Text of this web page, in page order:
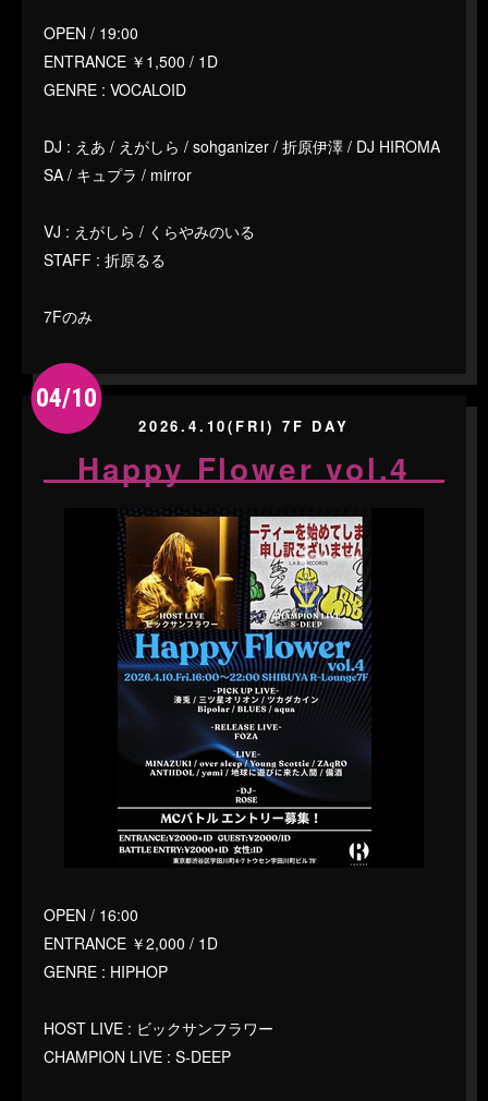
OPEN / 19:00
ENTRANCE ￥1,500 / 1D
GENRE : VOCALOID
DJ : えあ / えがしら / sohganizer / 折原伊澤 / DJ HIROMA
SA / キュプラ / mirror
VJ : えがしら / くらやみのいる
STAFF : 折原るる
7Fのみ
04/10
2026.4.10(FRI) 7F DAY
Happy Flower vol.4
OPEN / 16:00
ENTRANCE ￥2,000 / 1D
GENRE : HIPHOP
HOST LIVE : ビックサンフラワー
CHAMPION LIVE : S-DEEP